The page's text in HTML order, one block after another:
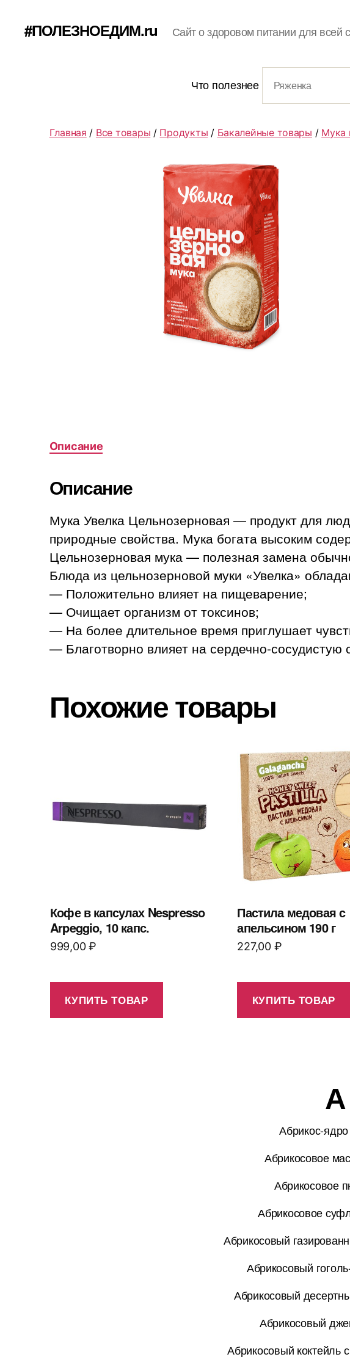
#ПОЛЕЗНОЕДИМ.ru Сайт о здоровом питании для всей
Что полезнее
Главная / Все товары / Продукты / Бакалейные товары / Мука
Описание
Описание
Мука Увелка Цельнозерновая — продукт для
природные свойства. Мука богата высоким
Цельнозерновая мука — полезная замена
Блюда из цельнозерновой муки «Увелка»
— Положительно влияет на пищеварение;
— Очищает организм от токсинов;
— На более длительное время приглушает
— Благотворно влияет на сердечно-сосудистую
Похожие товары
Кофе в капсулах Nespresso
Arpeggio, 10 капс.
999,00₽
КУПИТЬ ТОВАР
Пастила медовая с
апельсином 190 г
227,00 ₽
КУПИТЬ ТОВАР
Абрикос-
Абрикосовое
Абрикосовое
Абрикосовое
Абрикосовый
Абрикосовый
Абрикосовый
Абрикосовый
Абрикосовый коктейль